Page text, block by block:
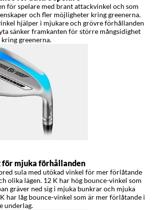
för spelare med brant attackvinkel och som
och fler möjligheter kring greenerna.
hjälper i mjukare och grövre förhållanden
sänker framkanten för större mångsidighet
greenerna.
för mjuka förhållanden
sula med utökad vinkel för mer förlåtande
olika lägen. 12 K har hög bounce-vinkel som
gräver ned sig i mjuka bunkrar och mjuka
har låg bounce-vinkel som är mer förlåtande i
underlag.